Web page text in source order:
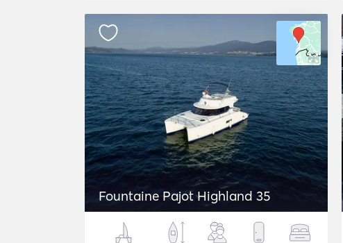
Fountaine Pajot Highland 35